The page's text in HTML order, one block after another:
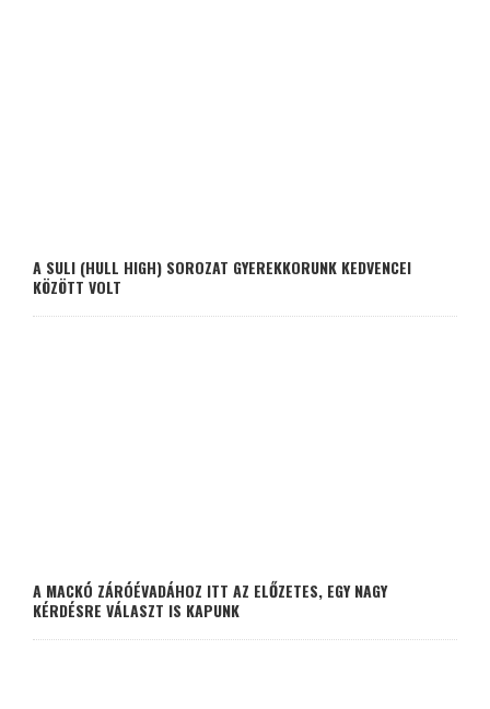
A SULI (HULL HIGH) SOROZAT GYEREKKORUNK KEDVENCEI
KÖZÖTT VOLT
A MACKÓ ZÁRÓÉVADÁHOZ ITT AZ ELŐZETES, EGY NAGY
KÉRDÉSRE VÁLASZT IS KAPUNK